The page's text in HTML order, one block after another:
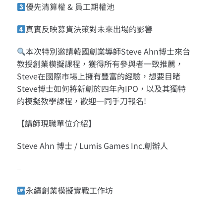
優先清算權 & 員工期權池
真實反映募資決策對未來出場的影響
本次特別邀請韓國創業導師Steve Ahn博士來台
教授創業模擬課程，獲得所有參與者一致推薦，
Steve在國際市場上擁有豐富的經驗，想要目睹
Steve博士如何將新創於四年內IPO，以及其獨特
的模擬教學課程，歡迎一同手刀報名!
【講師現職單位介紹】
Steve Ahn 博士 / Lumis Games Inc.創辦人
–
永續創業模擬實戰工作坊